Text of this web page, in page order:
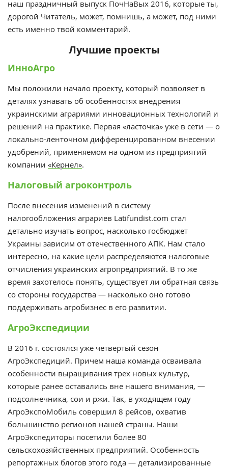
наш праздничный выпуск ПочНаВых 2016, которые ты,
дорогой Читатель, может, помнишь, а может, под ними
есть именно твой комментарий.
Лучшие проекты
ИнноАгро
Мы положили начало проекту, который позволяет в
деталях узнавать об особенностях внедрения
украинскими аграриями инновационных технологий и
решений на практике. Первая «ласточка» уже в сети — о
локально-ленточном дифференцированном внесении
удобрений, применяемом на одном из предприятий
компании «Кернел».
Налоговый агроконтроль
После внесения изменений в систему
налогообложения аграриев Latifundist.com стал
детально изучать вопрос, насколько госбюджет
Украины зависим от отечественного АПК. Нам стало
интересно, на какие цели распределяются налоговые
отчисления украинских агропредприятий. В то же
время захотелось понять, существует ли обратная связь
со стороны государства — насколько оно готово
поддерживать агробизнес в его развитии.
АгроЭкспедиции
В 2016 г. состоялся уже четвертый сезон
АгроЭкспедиций. Причем наша команда осваивала
особенности выращивания трех новых культур,
которые ранее оставались вне нашего внимания, —
подсолнечника, сои и ржи. Так, в уходящем году
АгроЭкспоМобиль совершил 8 рейсов, охватив
большинство регионов нашей страны. Наши
АгроЭкспедиторы посетили более 80
сельскохозяйственных предприятий. Особенность
репортажных блогов этого года — детализированные